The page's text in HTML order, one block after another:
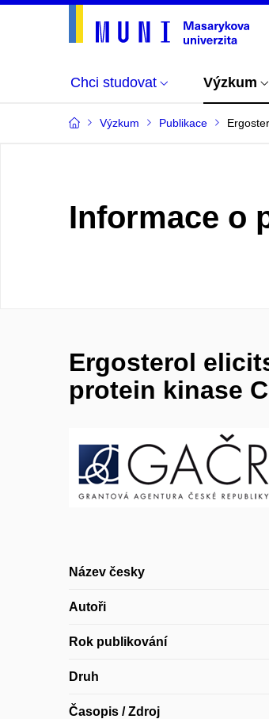
Chci studovat Výzkum
Výzkum Publikace
Informace o
Ergosterol
protein kinase
Název česky
Autoři
Rok publikování
Druh
Časopis / Zdroj